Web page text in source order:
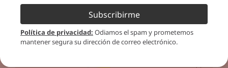
Subscribirme
Política de privacidad: Odiamos el spam y prometemos
mantener segura su dirección de correo electrónico.